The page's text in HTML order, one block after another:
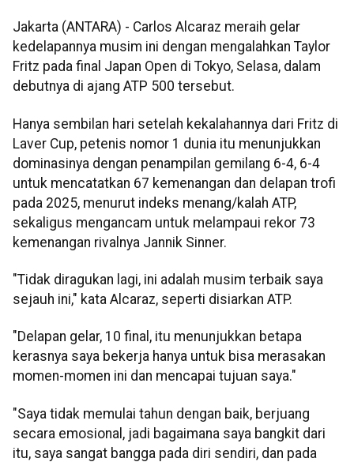
Jakarta (ANTARA) - Carlos Alcaraz meraih gelar
kedelapannya musim ini dengan mengalahkan Taylor
Fritz pada final Japan Open di Tokyo, Selasa, dalam
debutnya di ajang ATP 500 tersebut.
Hanya sembilan hari setelah kekalahannya dari Fritz di
Laver Cup, petenis nomor 1 dunia itu menunjukkan
dominasinya dengan penampilan gemilang 6-4, 6-4
untuk mencatatkan 67 kemenangan dan delapan trofi
pada 2025, menurut indeks menang/kalah ATP,
sekaligus mengancam untuk melampaui rekor 73
kemenangan rivalnya Jannik Sinner.
"Tidak diragukan lagi, ini adalah musim terbaik saya
sejauh ini," kata Alcaraz, seperti disiarkan ATP.
"Delapan gelar, 10 final, itu menunjukkan betapa
kerasnya saya bekerja hanya untuk bisa merasakan
momen-momen ini dan mencapai tujuan saya."
"Saya tidak memulai tahun dengan baik, berjuang
secara emosional, jadi bagaimana saya bangkit dari
itu, saya sangat bangga pada diri sendiri, dan pada